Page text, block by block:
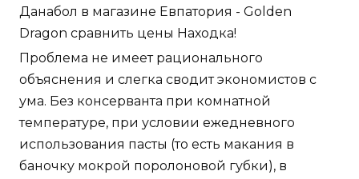
Данабол в магазине Евпатория - Golden
Dragon сравнить цены Находка!
Проблема не имеет рационального
объяснения и слегка сводит экономистов с
ума. Без консерванта при комнатной
температуре, при условии ежедневного
использования пасты (то есть макания в
баночку мокрой поролоновой губки), в